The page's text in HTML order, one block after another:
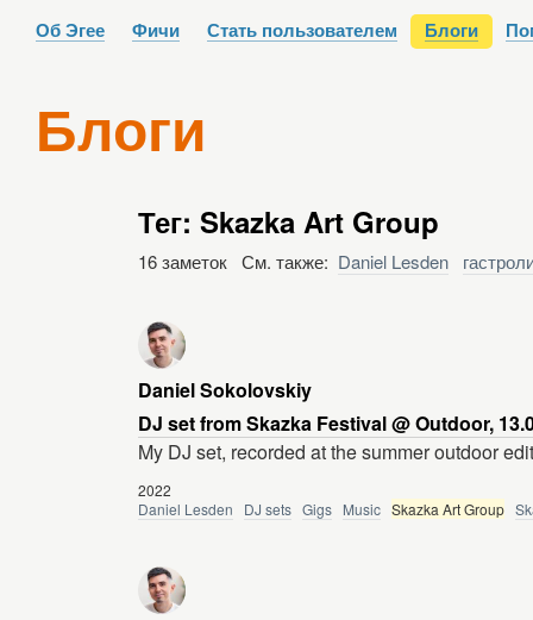
Об Эгее Фичи Стать пользователем Блоги
Блоги
Тег: Skazka Art Group
16 заметок См. также: Daniel Lesden
Daniel Sokolovskiy
DJ set from Skazka Festival @ Outdoor,
My DJ set, recorded at the summer outdoor
2022
Daniel Lesden
DJ sets Gigs Music Skazka Art Group